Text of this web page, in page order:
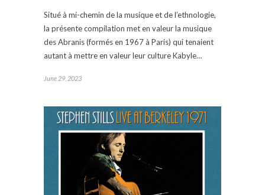
Situé à mi-chemin de la musique et de l’ethnologie,
la présente compilation met en valeur la musique
des Abranis (formés en 1967 à Paris) qui tenaient
autant à mettre en valeur leur culture Kabyle…
June 29, 2023